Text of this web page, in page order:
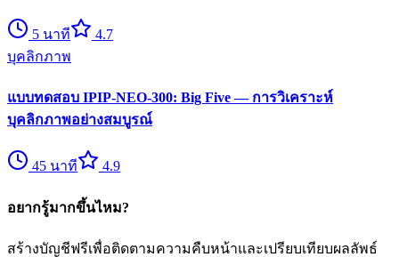
5 นาที
4.7
บุคลิกภาพ
แบบทดสอบ IPIP-NEO-300: Big Five — การวิเคราะห์
บุคลิกภาพอย่างสมบูรณ์
45 นาที 4.9
อยากรู้มากขึ้นไหม?
สร้างบัญชีฟรีเพื่อติดตามความคืบหน้าและเปรียบเทียบผลลัพธ์